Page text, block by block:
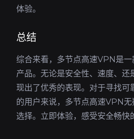
体验。
总结
综合来看，多节点高速VPN是
产品。无论是安全性、速度、还
现出了优秀的表现。对于寻找
的用户来说，多节点高速VPN
选择。立即体验，感受安全畅快